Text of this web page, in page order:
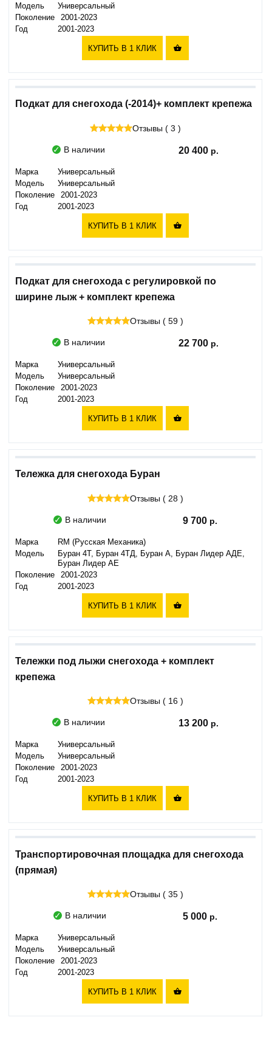
Модель
Универсальный
Поколение
2001-2023
Год
2001-2023
КУПИТЬ В 1 КЛИК 
Подкат для снегохода (-2014)+ комплект крепежа
Отзывы ( 3 )
В наличии 20 400
Марка
Универсальный
Модель
Универсальный
Поколение
2001-2023
Год
2001-2023
КУПИТЬ В 1 КЛИК 
Подкат для снегохода c регулировкой по
ширине лыж + комплект крепежа
Отзывы ( 59 )
В наличии 22 700
Марка
Универсальный
Модель
Универсальный
Поколение
2001-2023
Год
2001-2023
КУПИТЬ В 1 КЛИК 
Тележка для снегохода Буран
Отзывы ( 28 )
В наличии 9 700
Марка
RM (Русская Механика)
Модель
Буран 4Т, Буран 4ТД, Буран А, Буран Лидер АДЕ,
Буран Лидер АЕ
Поколение
2001-2023
Год
2001-2023
КУПИТЬ В 1 КЛИК 
Тележки под лыжи снегохода + комплект
крепежа
Отзывы ( 16 )
В наличии 13 200
Марка
Универсальный
Модель
Универсальный
Поколение
2001-2023
Год
2001-2023
КУПИТЬ В 1 КЛИК 
Транспортировочная площадка для снегохода
(прямая)
Отзывы ( 35 )
В наличии 5 000
Марка
Универсальный
Модель
Универсальный
Поколение
2001-2023
Год
2001-2023
КУПИТЬ В 1 КЛИК 